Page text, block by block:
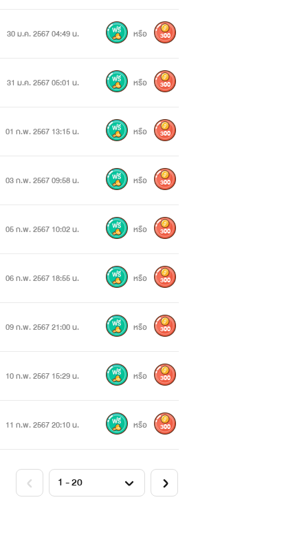
30 ม.ค. 2567 04:49 น. หรือ 300
31 ม.ค. 2567 05:01 น. หรือ 300
01 ก.พ. 2567 13:15 น. หรือ 300
03 ก.พ. 2567 09:58 น. หรือ 300
05 ก.พ. 2567 10:02 น. หรือ 300
06 ก.พ. 2567 18:55 น. หรือ 300
09 ก.พ. 2567 21:00 น. หรือ 300
10 ก.พ. 2567 15:29 น. หรือ 300
11 ก.พ. 2567 20:10 น. หรือ 300